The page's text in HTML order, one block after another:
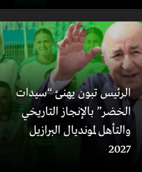
الرئيس تبون يهنئ “سيدات
الخضر” بالإنجاز التاريخي
والتأهل لمونديال البرازيل
2027